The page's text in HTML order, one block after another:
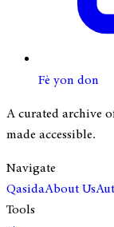
Fè yon don
A curated archive
made accessible.
Navigate
QasidaAbout Us
Tools